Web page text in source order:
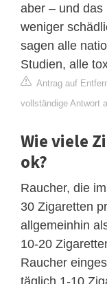
aber – und das
weniger
sagen alle
Studien, alle
Antrag auf
vollständige Antwort
Wie viele
ok?
Raucher, die
30 Zigaretten
allgemeinhin
10-20
Raucher
täglich 1-10